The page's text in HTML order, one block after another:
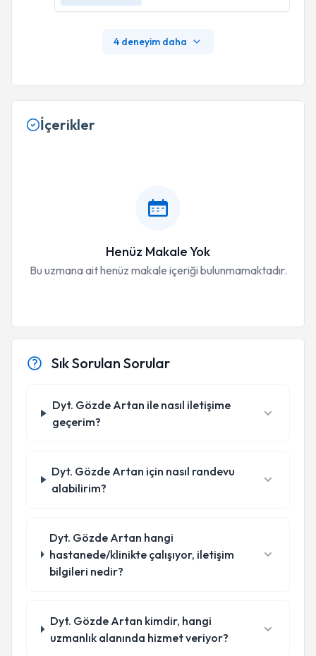
4 deneyim daha
İçerikler
Henüz Makale Yok
Bu uzmana ait henüz makale içeriği bulunmamaktadır.
Sık Sorulan Sorular
Dyt. Gözde Artan ile nasıl iletişime
geçerim?
Dyt. Gözde Artan için nasıl randevu
alabilirim?
Dyt. Gözde Artan hangi
hastanede/klinikte çalışıyor, iletişim
bilgileri nedir?
Dyt. Gözde Artan kimdir, hangi
uzmanlık alanında hizmet veriyor?